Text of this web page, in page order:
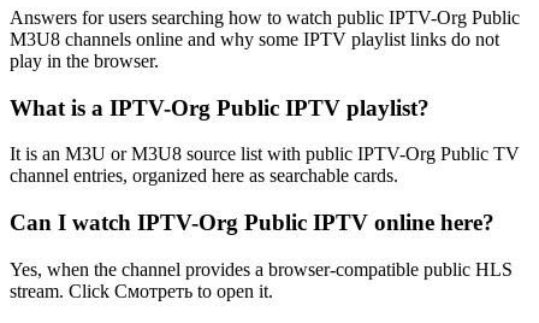
Answers for users searching how to watch public IPTV-Org Public
M3U8 channels online and why some IPTV playlist links do not
play in the browser.
What is a IPTV-Org Public IPTV playlist?
It is an M3U or M3U8 source list with public IPTV-Org Public TV
channel entries, organized here as searchable cards.
Can I watch IPTV-Org Public IPTV online here?
Yes, when the channel provides a browser-compatible public HLS
stream. Click Смотреть to open it.